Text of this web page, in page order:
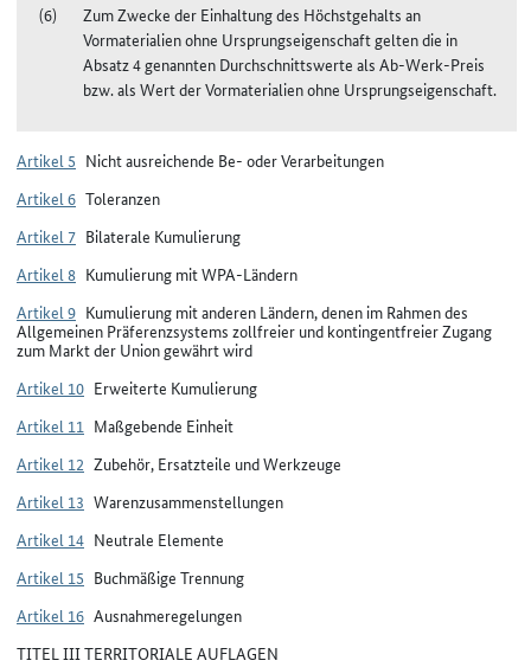
Zum Zwecke der Einhaltung des Höchstgehalts an
Vormaterialien ohne Ursprungseigenschaft gelten die in
Absatz 4 genannten Durchschnittswerte als Ab-Werk-Preis
bzw. als Wert der Vormaterialien ohne Ursprungseigenschaft.
Artikel 5 Nicht ausreichende Be- oder Verarbeitungen
Artikel 6 Toleranzen
Artikel 7 Bilaterale Kumulierung
Artikel 8 Kumulierung mit WPA-Ländern
Artikel 9 Kumulierung mit anderen Ländern, denen im Rahmen des
Allgemeinen Präferenzsystems zollfreier und kontingentfreier Zugang
zum Markt der Union gewährt wird
Artikel 10 Erweiterte Kumulierung
Artikel 11 Maßgebende Einheit
Artikel 12 Zubehör, Ersatzteile und Werkzeuge
Artikel 13 Warenzusammenstellungen
Artikel 14 Neutrale Elemente
Artikel 15 Buchmäßige Trennung
Artikel 16 Ausnahmeregelungen
TITEL III TERRITORIALE AUFLAGEN